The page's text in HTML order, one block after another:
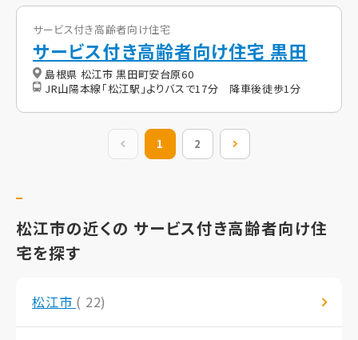
サービス付き高齢者向け住宅
サービス付き高齢者向け住宅 黒田
島根県 松江市 黒田町安台原60
JR山陽本線「松江駅」よりバスで17分 降車後徒歩1分
前の20件
1 2
松江市の近くの サービス付き高齢者向け住
宅を探す
松江市 ( 22)